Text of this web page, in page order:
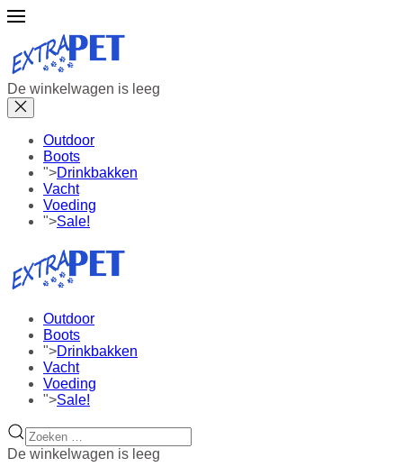
De winkelwagen is leeg
Outdoor
Boots
">Drinkbakken
Vacht
Voeding
">Sale!
Outdoor
Boots
">Drinkbakken
Vacht
Voeding
">Sale!
De winkelwagen is leeg